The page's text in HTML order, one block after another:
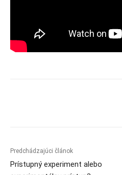
Predchádzajúci článok
Prístupný experiment alebo